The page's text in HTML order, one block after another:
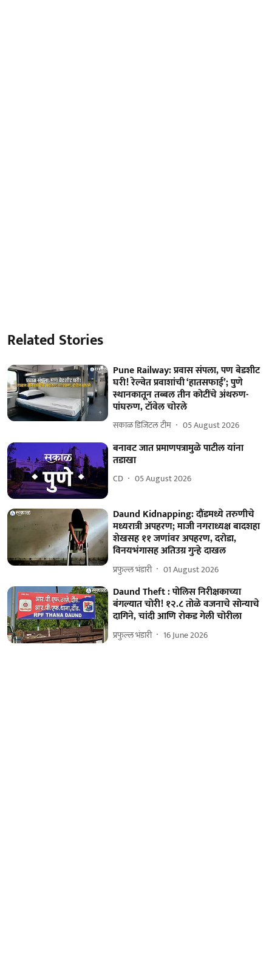
Related Stories
Pune Railway: प्रवास संपला, पण बेडशीट
घरी! रेल्वेत प्रवाशांची ‘हातसफाई’; पुणे
स्थानकातून तब्बल तीन कोटींचे अंथरुण-
पांघरुण, टॉवेल चोरले
सकाळ डिजिटल टीम 05 August 2026
बनावट जात प्रमाणपत्रामुळे पाटील यांना
तडाखा
CD 05 August 2026
Daund Kidnapping: दौंडमध्ये तरुणीचे
मध्यरात्री अपहरण; माजी नगराध्यक्ष बादशहा
शेखसह ११ जणांवर अपहरण, दरोडा,
विनयभंगासह अतिउग्र गुन्हे दाखल
प्रफुल्ल भंडारी 01 August 2026
Daund Theft : पोलिस निरीक्षकाच्या
बंगल्यात चोरी! १२.८ तोळे वजनाचे सोन्याचे
दागिने, चांदी आणि रोकड गेली चोरीला
प्रफुल्ल भंडारी 16 June 2026